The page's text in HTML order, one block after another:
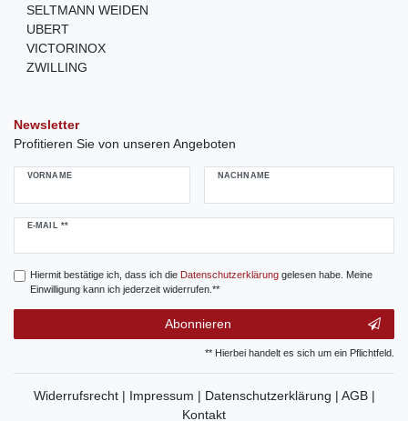
SELTMANN WEIDEN
UBERT
VICTORINOX
ZWILLING
Newsletter
Profitieren Sie von unseren Angeboten
VORNAME NACHNAME
E-MAIL **
Newsletter
Hiermit bestätige ich, dass ich die Daten­schutz­erklärunggelesen habe. Meine
Einwilligung kann ich jederzeit widerrufen.**
Abonnieren
** Hierbei handelt es sich um ein Pflichtfeld.
Widerrufsrecht | Impressum | Datenschutzerklärung | AGB |
Kontakt